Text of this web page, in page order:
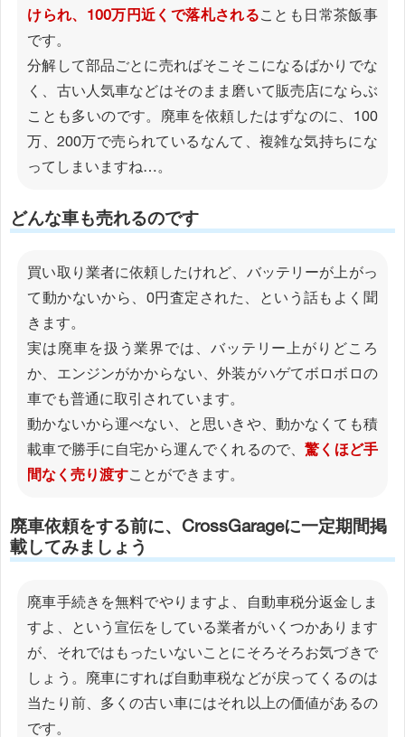
けられ、100万円近くで落札されることも日常茶飯事
です。
分解して部品ごとに売ればそこそこになるばかりでな
く、古い人気車などはそのまま磨いて販売店にならぶ
ことも多いのです。廃車を依頼したはずなのに、100
万、200万で売られているなんて、複雑な気持ちにな
ってしまいますね…。
どんな車も売れるのです
買い取り業者に依頼したけれど、バッテリーが上がっ
て動かないから、0円査定された、という話もよく聞
きます。
実は廃車を扱う業界では、バッテリー上がりどころ
か、エンジンがかからない、外装がハゲてボロボロの
車でも普通に取引されています。
動かないから運べない、と思いきや、動かなくても積
載車で勝手に自宅から運んでくれるので、驚くほど手
間なく売り渡すことができます。
廃車依頼をする前に、CrossGarageに一定期間掲
載してみましょう
廃車手続きを無料でやりますよ、自動車税分返金しま
すよ、という宣伝をしている業者がいくつかあります
が、それではもったいないことにそろそろお気づきで
しょう。廃車にすれば自動車税などが戻ってくるのは
当たり前、多くの古い車にはそれ以上の価値があるの
です。